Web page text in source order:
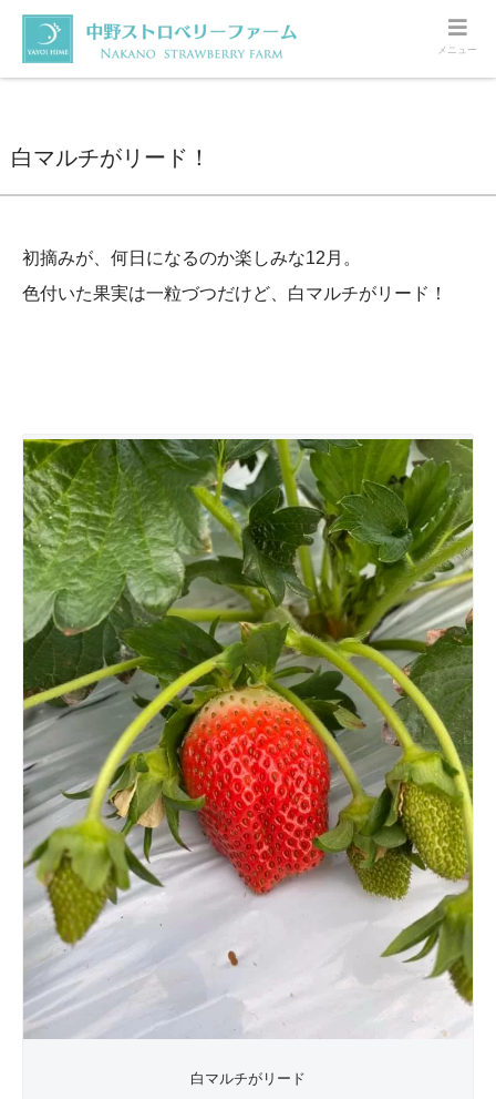
ホーム いちご 白マルチがリード！
白マルチがリード！
初摘みが、何日になるのか楽しみな12月。
色付いた果実は一粒づつだけど、白マルチがリード！
白マルチがリード
メニュー